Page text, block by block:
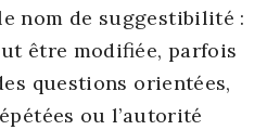
nom de sug­ges­ti­bi­li­té :
être modi­fiée, par­fois
ques­tions orien­tées,
ou l’autorité